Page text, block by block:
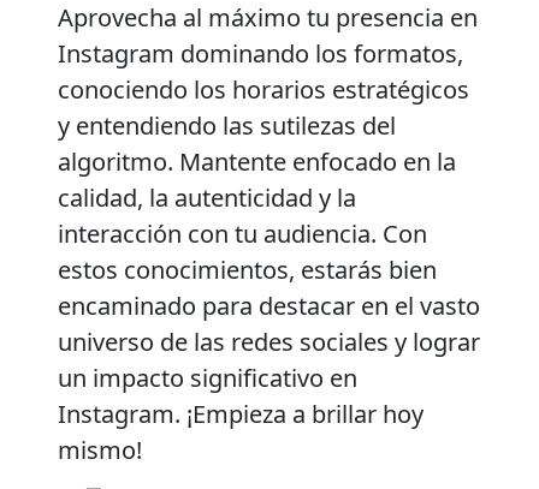
Aprovecha al máximo tu presencia en
Instagram dominando los formatos,
conociendo los horarios estratégicos
y entendiendo las sutilezas del
algoritmo. Mantente enfocado en la
calidad, la autenticidad y la
interacción con tu audiencia. Con
estos conocimientos, estarás bien
encaminado para destacar en el vasto
universo de las redes sociales y lograr
un impacto significativo en
Instagram. ¡Empieza a brillar hoy
mismo!